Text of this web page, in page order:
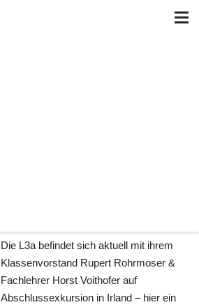
Die L3a befindet sich aktuell mit ihrem
Klassenvorstand Rupert Rohrmoser &
Fachlehrer Horst Voithofer auf
Abschlussexkursion in Irland – hier ein